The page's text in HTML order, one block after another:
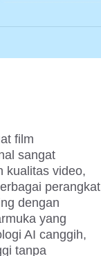
film
sangat
kualitas video,
perangkat
dengan
yang
AI canggih,
tanpa